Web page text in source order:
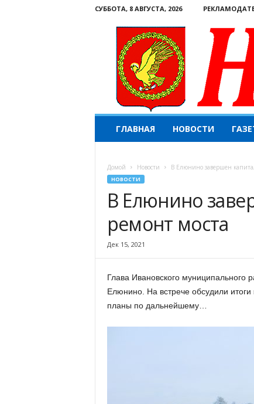
СУББОТА, 8 АВГУСТА, 2026
ш
ГЛАВНАЯ НОВОСТИ
Домой Новости В Елюнино завершен
НОВОСТИ
В Елюнино
ремонт моста
Дек 15, 2021
Глава Ивановского муниципального
Елюнино. На встрече обсудили
планы по дальнейшему…